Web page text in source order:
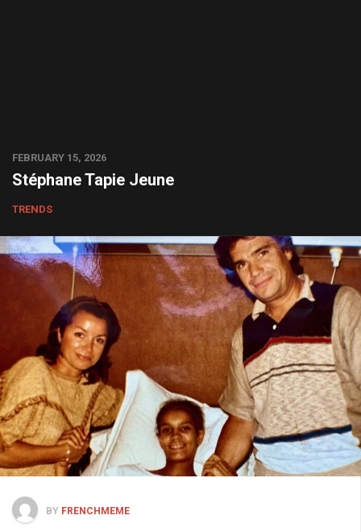
FEBRUARY 15, 2026
Stéphane Tapie Jeune
TRENDS
BY FRENCHMEME